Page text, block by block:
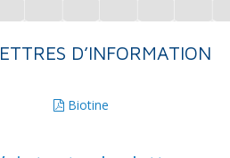
D’INFORMATION
Biotine